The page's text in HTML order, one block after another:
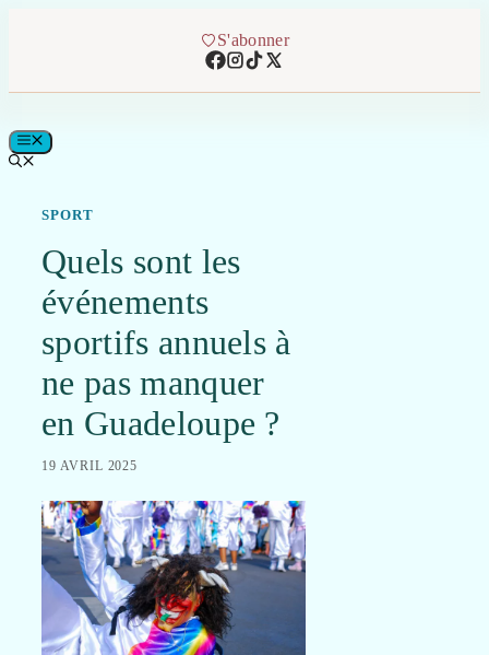
S'abonner
MENU
SPORT
Quels sont les
événements
sportifs annuels à
ne pas manquer
en Guadeloupe ?
19 AVRIL 2025